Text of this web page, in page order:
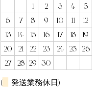
1
2 3 4
5
6
7 8 9 10 11
12
13
14 15 16 17 18
19
20
21 22 23 24 25
26
27
28 29 30
( 発送業務休日)